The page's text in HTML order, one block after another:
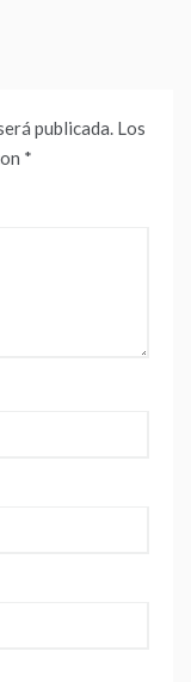
publicada. Los
*